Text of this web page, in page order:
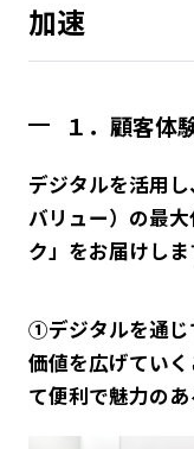
加速
１．顧客体
デジタルを活用
バリュー）の最
ク」をお届けしま
①デジタルを通じ
価値を広げてい
て便利で魅力のあ